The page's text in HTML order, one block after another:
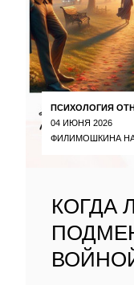
ПСИХОЛОГИЯ
04 ИЮНЯ 2026
ФИЛИМОШКИНА
КОГДА